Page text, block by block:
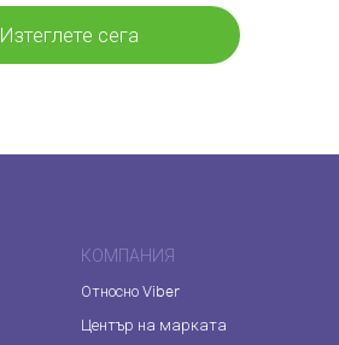
Изтеглете сега
КОМПАНИЯ
Относно Viber
Център на марката